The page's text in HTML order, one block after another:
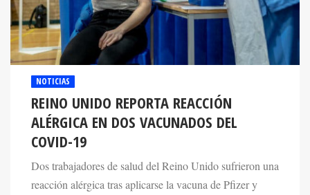
NOTICIAS
REINO UNIDO REPORTA REACCIÓN
ALÉRGICA EN DOS VACUNADOS DEL
COVID-19
Dos trabajadores de salud del Reino Unido sufrieron una
reacción alérgica tras aplicarse la vacuna de Pfizer y